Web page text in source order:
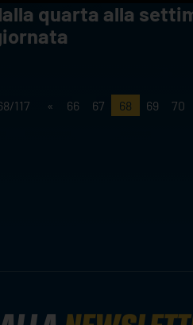
quarta alla
117 « 66 67 68 69 70